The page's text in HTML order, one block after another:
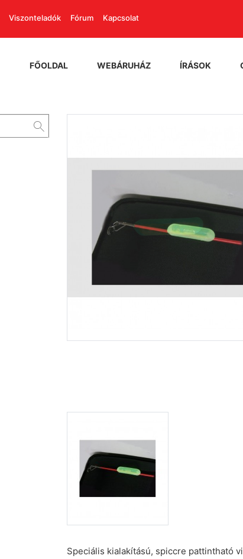
Viszonteladók Fórum Kapcsolat
FŐOLDAL WEBÁRUHÁZ ÍRÁSOK
Speciális kialakítású, spiccre pattintható